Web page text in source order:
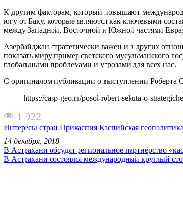
К другим факторам, который повышают
югу от Баку, которые являются как ключевыми
между Западной, Восточной и Южной частями
Азербайджан стратегически важен и в других
показать миру пример светского мусульманского
глобальными проблемами и угрозами для всех нас.
С оригиналом публикации о выступлении Роберта
https://casp-geo.ru/posol-robert-sekuta-o-
1 922
Интересы стран Прикаспия Каспийская геополитика
14 декабря, 2018
В Астрахани обсудят региональное партнёрство
В Астрахани состоялся международный круглый